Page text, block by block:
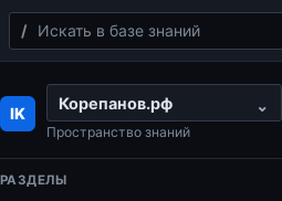
Поиск
IK
Корепанов.рф ⌄
Пространство знаний
РАЗДЕЛЫ
Главная Курс по Ветхому
Курс по Ветхому Завету на